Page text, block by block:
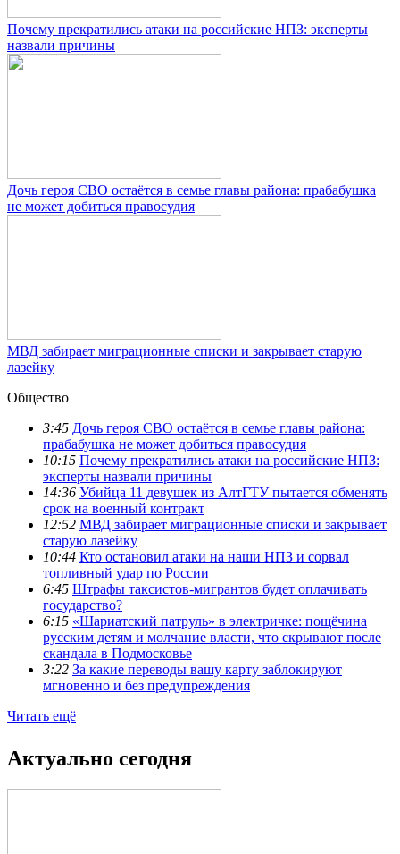
Почему прекратились атаки на российские НПЗ: эксперты
назвали причины
Дочь героя СВО остаётся в семье главы района: прабабушка
не может добиться правосудия
МВД забирает миграционные списки и закрывает старую
лазейку
Общество
3:45 Дочь героя СВО остаётся в семье главы района:
прабабушка не может добиться правосудия
10:15 Почему прекратились атаки на российские НПЗ:
эксперты назвали причины
14:36 Убийца 11 девушек из АлтГТУ пытается обменять
срок на военный контракт
12:52 МВД забирает миграционные списки и закрывает
старую лазейку
10:44 Кто остановил атаки на наши НПЗ и сорвал
топливный удар по России
6:45 Штрафы таксистов-мигрантов будет оплачивать
государство?
6:15 «Шариатский патруль» в электричке: пощёчина
русским детям и молчание власти, что скрывают после
скандала в Подмосковье
3:22 За какие переводы вашу карту заблокируют
мгновенно и без предупреждения
Читать ещё
Актуально сегодня